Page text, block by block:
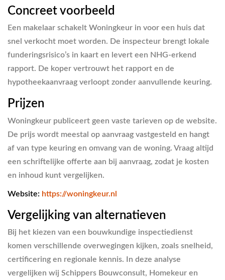
Concreet voorbeeld
Een makelaar schakelt Woningkeur in voor een huis dat
snel verkocht moet worden. De inspecteur brengt lokale
funderingsrisico’s in kaart en levert een NHG-erkend
rapport. De koper vertrouwt het rapport en de
hypotheekaanvraag verloopt zonder aanvullende keuring.
Prijzen
Woningkeur publiceert geen vaste tarieven op de website.
De prijs wordt meestal op aanvraag vastgesteld en hangt
af van type keuring en omvang van de woning. Vraag altijd
een schriftelijke offerte aan bij aanvraag, zodat je kosten
en inhoud kunt vergelijken.
Website: https://woningkeur.nl
Vergelijking van alternatieven
Bij het kiezen van een bouwkundige inspectiedienst
komen verschillende overwegingen kijken, zoals snelheid,
certificering en regionale kennis. In deze analyse
vergelijken wij Schippers Bouwconsult, Homekeur en